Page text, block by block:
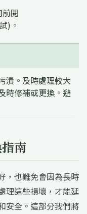
閱
)。
漬。及時處理較大
時修補或更換。避
南
，也難免會因為長時
理這些損壞，才能延
安全。這部分我們將